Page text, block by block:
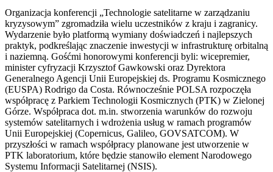
Organizacja konferencji „Technologie satelitarne w zarządzaniu
kryzysowym” zgromadziła wielu uczestników z kraju i zagranicy.
Wydarzenie było platformą wymiany doświadczeń i najlepszych
praktyk, podkreślając znaczenie inwestycji w infrastrukturę orbitalną
i naziemną. Gośćmi honorowymi konferencji byli: wicepremier,
minister cyfryzacji Krzysztof Gawkowski oraz Dyrektora
Generalnego Agencji Unii Europejskiej ds. Programu Kosmicznego
(EUSPA) Rodrigo da Costa. Równocześnie POLSA rozpoczęła
współpracę z Parkiem Technologii Kosmicznych (PTK) w Zielonej
Górze. Współpraca dot. m.in. stworzenia warunków do rozwoju
systemów satelitarnych i wdrożenia usług w ramach programów
Unii Europejskiej (Copernicus, Galileo, GOVSATCOM). W
przyszłości w ramach współpracy planowane jest utworzenie w
PTK laboratorium, które będzie stanowiło element Narodowego
Systemu Informacji Satelitarnej (NSIS).